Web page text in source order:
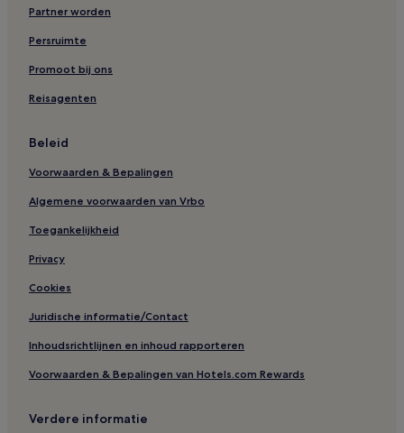
Partner worden
Persruimte
Promoot bij ons
Reisagenten
Beleid
Voorwaarden & Bepalingen
Algemene voorwaarden van Vrbo
Toegankelijkheid
Privacy
Cookies
Juridische informatie/Contact
Inhoudsrichtlijnen en inhoud rapporteren
Voorwaarden & Bepalingen van Hotels.com Rewards
Verdere informatie